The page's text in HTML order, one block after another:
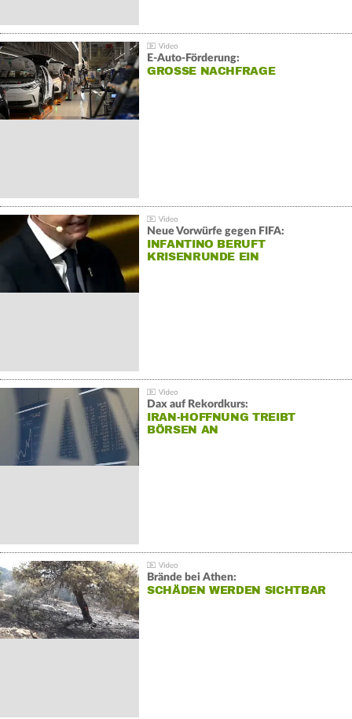
E-Auto-Förderung:
GROSSE NACHFRAGE
Neue Vorwürfe gegen FIFA:
INFANTINO BERUFT
KRISENRUNDE EIN
Dax auf Rekordkurs:
IRAN-HOFFNUNG TREIBT
BÖRSEN AN
Brände bei Athen:
SCHÄDEN WERDEN SICHTBAR